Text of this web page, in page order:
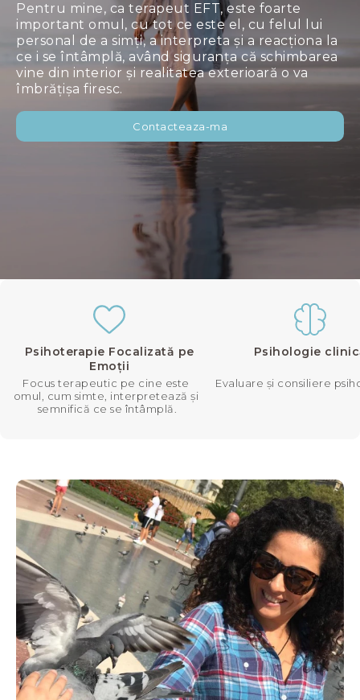
Pentru mine, ca terapeut EFT, este foarte
important omul, cu tot ce este el, cu felul lui
personal de a simți, a interpreta și a reacționa la
ce i se întâmplă, având siguranța că schimbarea
vine din interior și realitatea exterioară o va
îmbrățișa firesc.
Contacteaza-ma
Psihoterapie Focalizată pe
Emoții
Focus terapeutic pe cine este
omul, cum simte, interpretează și
semnifică ce se întâmplă.
Psihologie
Evaluare și consiliere